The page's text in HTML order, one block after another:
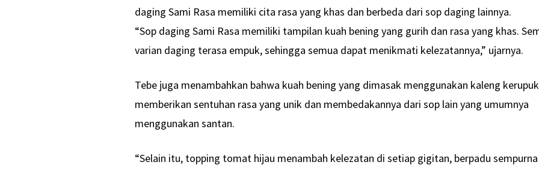
daging Sami Rasa memiliki cita rasa yang khas dan berbeda dari sop daging lainnya.
“Sop daging Sami Rasa memiliki tampilan kuah bening yang gurih dan rasa yang khas.
varian daging terasa empuk, sehingga semua dapat menikmati kelezatannya,” ujarnya.
Tebe juga menambahkan bahwa kuah bening yang dimasak menggunakan kaleng kerupuk
memberikan sentuhan rasa yang unik dan membedakannya dari sop lain yang umumnya
menggunakan santan.
“Selain itu, topping tomat hijau menambah kelezatan di setiap gigitan, berpadu sempurna